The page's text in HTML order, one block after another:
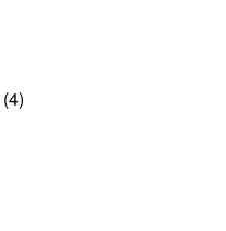
(4)